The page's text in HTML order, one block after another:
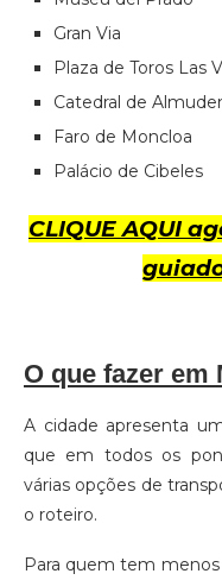
Gran Via
Plaza de Toros Las
Catedral de
Faro de Moncloa
Palácio de Cibeles
CLIQUE AQUI
O que fazer em
A cidade apresenta
que em todos os
várias opções de
o roteiro.
Para quem tem